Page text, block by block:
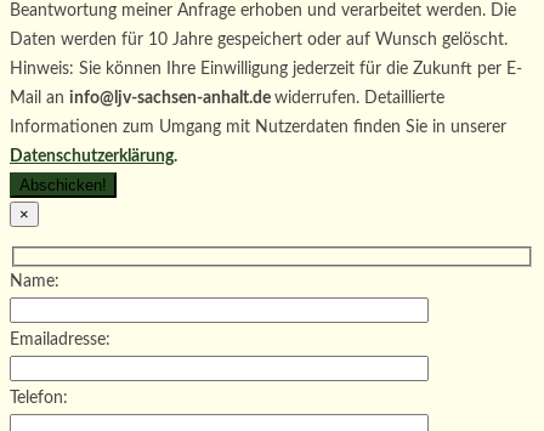
Beantwortung meiner Anfrage erhoben und verarbeitet werden. Die
Daten werden für 10 Jahre gespeichert oder auf Wunsch gelöscht.
Hinweis: Sie können Ihre Einwilligung jederzeit für die Zukunft per E-
Mail an info@ljv-sachsen-anhalt.de widerrufen. Detaillierte
Informationen zum Umgang mit Nutzerdaten finden Sie in unserer
Datenschutzerklärung.
×
Name:
Emailadresse:
Telefon: